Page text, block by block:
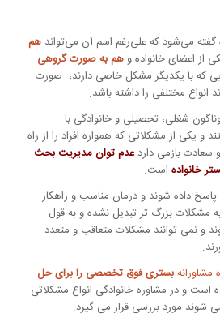
گفته می‌شود که علی‌رغم اسم آن می‌تواند هم
از اعضای خانواده و هم به صورت گروهی
که با یکدیگر مشکل خاصی دارند، صورت
انواع مختلفی را داشته باشد.
شغلی، تحصیلی و خانوادگی با
یکی از مشکلاتی که همواره افراد را از راه
بازمی ‌داردعدم توان مدیریت بحث
خانوادهاست.
پاسخ داده شوند و درمان مناسب و راهکار
به مشکلات بزرگ تر تبدیل نشده و به قول
و نمی توانند مشکلات متعاقب و متعدد
مشاورانه بستری فوق تخصصی را برای حل
است و در مشاوره خانوادگی انواع مشکلاتی
شوند مورد بررسی قرار می گیرد.